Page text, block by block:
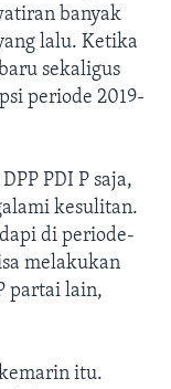
banyak
lalu. Ketika
sekaligus
periode 2019-
PDI P saja,
kesulitan.
di periode-
melakukan
partai lain,
itu.